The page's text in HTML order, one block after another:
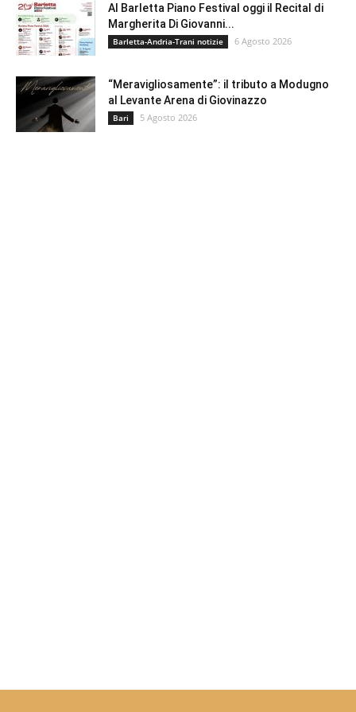
Al Barletta Piano Festival oggi il Recital di
Margherita Di Giovanni...
Barletta-Andria-Trani notizie 6 Agosto 2026
“Meravigliosamente”: il tributo a Modugno
al Levante Arena di Giovinazzo
Bari 5 Agosto 2026